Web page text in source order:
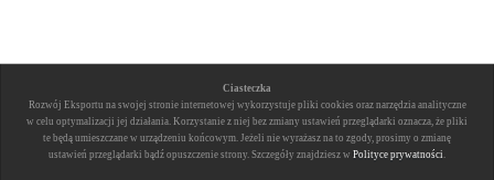
Ciasteczka
Rozwój Eksportu na swojej stronie internetowej wykorzystuje pliki cookies oraz narzędzia analityczne
w celu optymalizacji jej działania. Korzystanie z niej bez zmiany ustawień przeglądarki oznacza, że pliki
te będą umieszczane w urządzeniu końcowym. Jeżeli nie wyrażasz na to zgody, prosimy o zmianę
ustawień przeglądarki bądź opuszczenie strony. Szczegóły znajdziesz w Polityce prywatności.